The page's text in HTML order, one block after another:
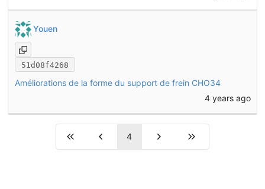
Youen
51d08f4268
Améliorations de la forme du support de frein CHO34
4 years ago
4